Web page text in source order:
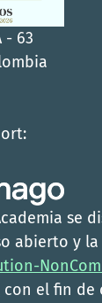
- 63
se
abierto y
con el fin de